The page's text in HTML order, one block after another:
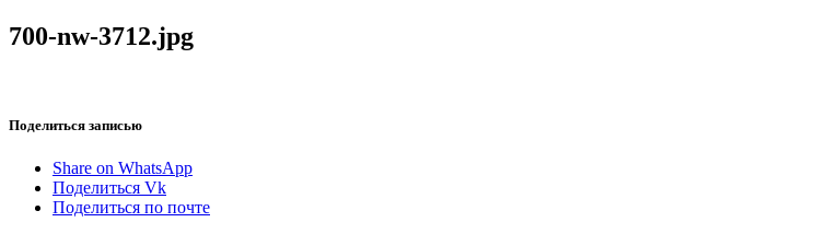
700-nw-3712.jpg
Поделиться записью
Share on WhatsApp
Поделиться Vk
Поделиться по почте